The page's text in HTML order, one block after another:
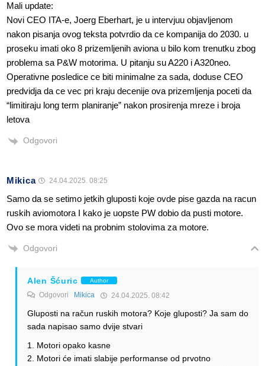
Mali update:
Novi CEO ITA-e, Joerg Eberhart, je u intervjuu objavljenom
nakon pisanja ovog teksta potvrdio da ce kompanija do 2030. u
proseku imati oko 8 prizemljenih aviona u bilo kom trenutku zbog
problema sa P&W motorima. U pitanju su A220 i A320neo.
Operativne posledice ce biti minimalne za sada, doduse CEO
predvidja da ce vec pri kraju decenije ova prizemljenja poceti da
“limitiraju long term planiranje” nakon prosirenja mreze i broja
letova
Odgovori
Mikica 24.04.2025. 08:25
Samo da se setimo jetkih gluposti koje ovde pise gazda na racun
ruskih aviomotora I kako je uopste PW dobio da pusti motore.
Ovo se mora videti na probnim stolovima za motore.
Odgovori
Alen Šćuric Author
Odgovori Mikica 24.04.2025. 08:42
Gluposti na račun ruskih motora? Koje gluposti? Ja sam do
sada napisao samo dvije stvari
1. Motori opako kasne
2. Motori će imati slabije performanse od prvotno